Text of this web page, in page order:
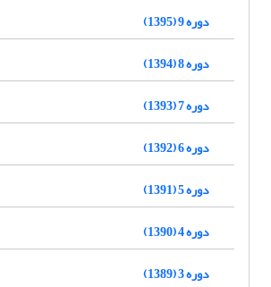
دوره 9 (1395)
دوره 8 (1394)
دوره 7 (1393)
دوره 6 (1392)
دوره 5 (1391)
دوره 4 (1390)
دوره 3 (1389)